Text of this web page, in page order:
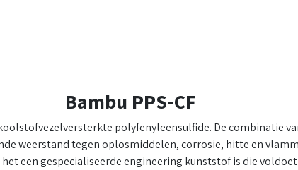
Bambu PPS-CF
polyfenyleensulfide. De combinatie
weerstand tegen oplosmiddelen, corrosie, hitte en
een gespecialiseerde engineering kunststof is die voldoet